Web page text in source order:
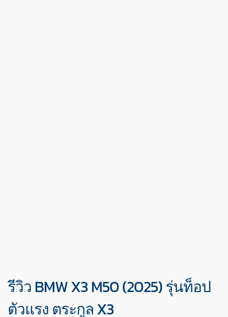
รีวิว BMW X3 M50 (2025) รุ่นท็อป
ตัวแรง ตระกูล X3